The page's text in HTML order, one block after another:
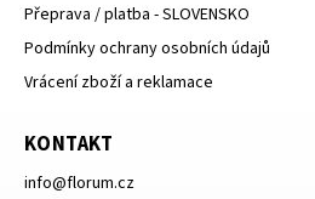
Přeprava / platba - SLOVENSKO
Podmínky ochrany osobních údajů
Vrácení zboží a reklamace
KONTAKT
info@florum.cz